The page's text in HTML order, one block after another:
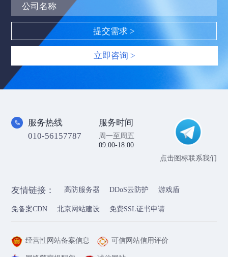
立即咨询 >
服务热线
010-56157787
服务时间
周一至周五
09:00-18:00
点击图标联系我们
友情链接： 高防服务器 DDoS云防护 游戏盾
免备案CDN 北京网站建设 免费SSL证书申请
经营性网站备案信息 可信网站信用评价